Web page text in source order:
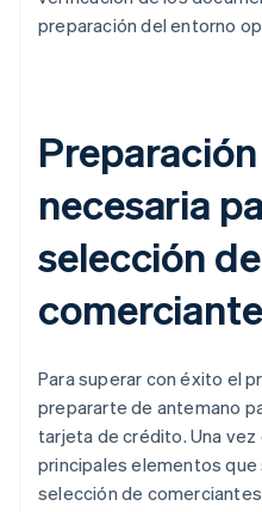
preparación del entorno
necesaria
selección de
Para superar con éxito el
prepararte de antemano
tarjeta de crédito. Una
principales elementos
selección de